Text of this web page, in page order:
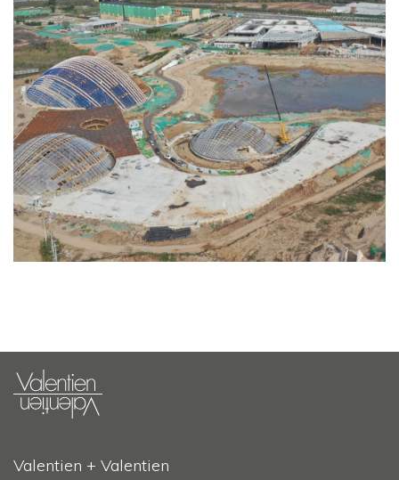
Valentien + Valentien